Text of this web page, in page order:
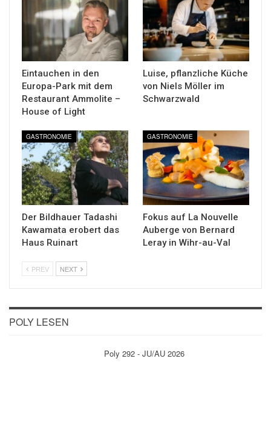
Eintauchen in den
Europa-Park mit dem
Restaurant Ammolite –
House of Light
Luise, pflanzliche Küche
von Niels Möller im
Schwarzwald
GASTRONOMIE
Der Bildhauer Tadashi
Kawamata erobert das
Haus Ruinart
GASTRONOMIE
Fokus auf La Nouvelle
Auberge von Bernard
Leray in Wihr-au-Val
PREV NEXT
POLY LESEN
Poly 292 - JU/AU 2026